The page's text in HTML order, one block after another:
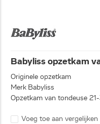
Babyliss opzetkam
Originele opzetkam
Merk Babyliss
Opzetkam van tondeuse
Voeg toe aan vergelijken